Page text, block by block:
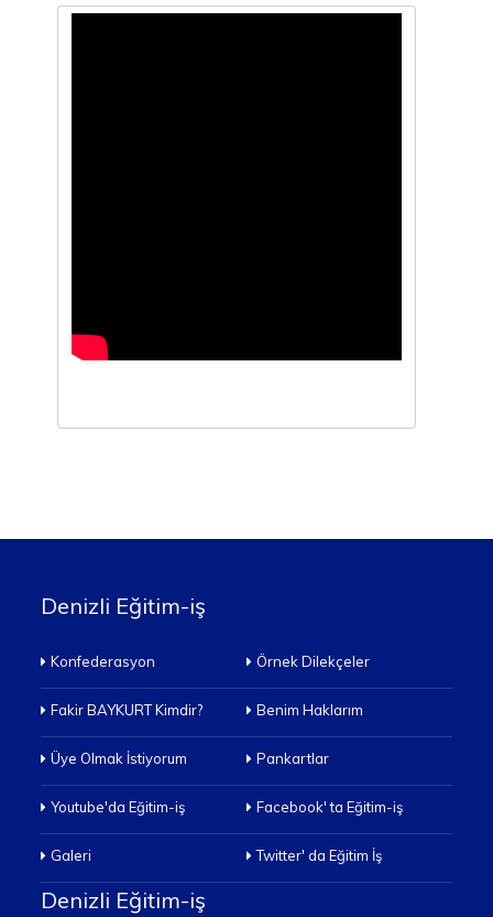
Denizli Eğitim-iş
Konfederasyon Örnek Dilekçeler
Fakir BAYKURT Kimdir? Benim Haklarım
Üye Olmak İstiyorum Pankartlar
Youtube'da Eğitim-iş Facebook' ta Eğitim-iş
Galeri Twitter' da Eğitim İş
Denizli Eğitim-iş